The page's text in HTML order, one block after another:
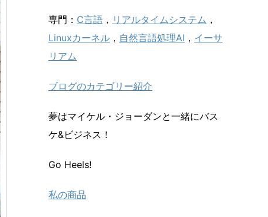
専門： C言語 ， リアルタイムシステム ，
Linuxカーネル ， 自然言語処理AI ， イーサ
リアム
ブログのカテゴリー紹介
夢はマイケル・ジョーダンと一緒にバス
ケ&ビジネス！
Go Heels!
私の商品